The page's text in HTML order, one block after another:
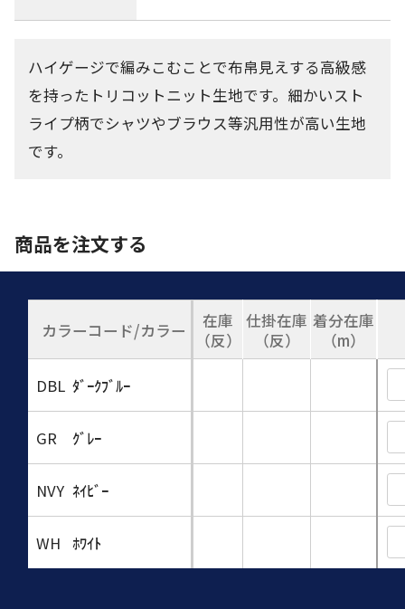
ハイゲージで編みこむことで布帛見えする高級感
を持ったトリコットニット生地です。細かいスト
ライプ柄でシャツやブラウス等汎用性が高い生地
です。
商品を注文する
カラーコード/カラー
在庫
（反）
仕掛在庫
（反）
着分在庫
（m）
DBL ﾀﾞｰｸﾌﾞﾙｰ
GR ｸﾞﾚｰ
NVY ﾈｲﾋﾞｰ
WH ﾎﾜｲﾄ